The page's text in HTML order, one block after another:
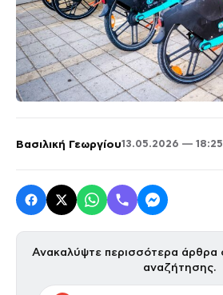
Βασιλική Γεωργίου13.05.2026 — 18:25
Ανακαλύψτε περισσότερα άρθρα
αναζήτησης.